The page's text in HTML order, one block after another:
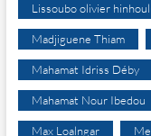
Lissoubo olivier
Madjiguene Thiam
Mahamat Idriss Déby
Mahamat Nour Ibedou
Max Loalngar